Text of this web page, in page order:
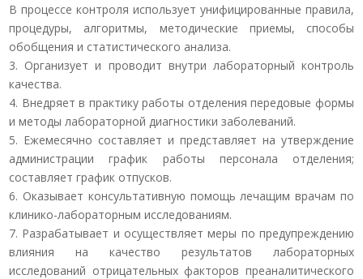
В процессе контроля использует унифицированные правила,
процедуры, алгоритмы, методические приемы, способы
обобщения и статистического анализа.
3. Организует и проводит внутри лабораторный контроль
качества.
4. Внедряет в практику работы отделения передовые формы
и методы лабораторной диагностики заболеваний.
5. Ежемесячно составляет и представляет на утверждение
администрации график работы персонала отделения;
составляет график отпусков.
6. Оказывает консультативную помощь лечащим врачам по
клинико-лабораторным исследованиям.
7. Разрабатывает и осуществляет меры по предупреждению
влияния на качество результатов лабораторных
исследований отрицательных факторов преаналитического